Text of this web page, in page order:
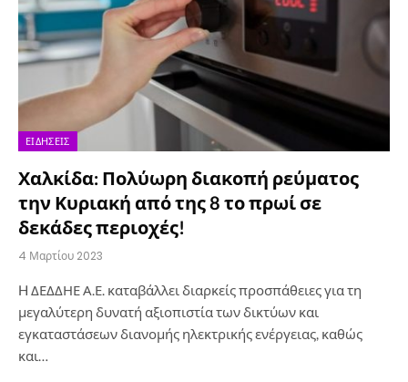
ΕΙΔΉΣΕΙΣ
Χαλκίδα: Πολύωρη διακοπή ρεύματος
την Κυριακή από της 8 το πρωί σε
δεκάδες περιοχές!
4 Μαρτίου 2023
H ΔΕΔΔΗΕ Α.Ε. καταβάλλει διαρκείς προσπάθειες για τη
μεγαλύτερη δυνατή αξιοπιστία των δικτύων και
εγκαταστάσεων διανομής ηλεκτρικής ενέργειας, καθώς
και…